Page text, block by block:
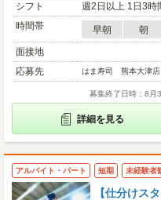
シフト
週2日以上 1日3時
時間帯
早朝 朝
面接地
応募先
はま寿司 熊本大津店
募集終了日時：8月
詳細を見る
アルバイト・パート 短期 未経験者
【仕分けス